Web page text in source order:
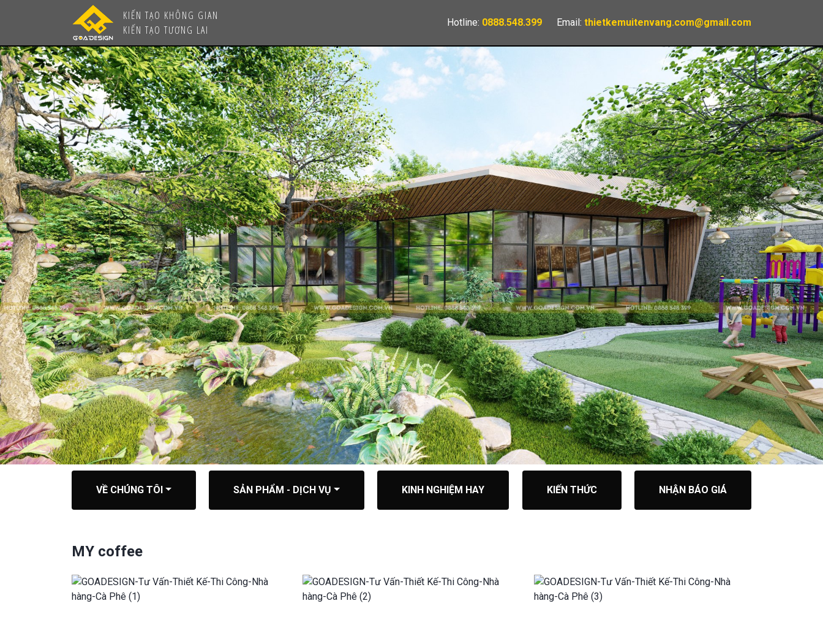
KIẾN TẠO KHÔNG GIAN
KIẾN TẠO TƯƠNG LAI
Hotline: 0888.548.399 Email: thietkemuitenvang.com@gmail.com
VỀ CHÚNG TÔI SẢN PHẨM - DỊCH VỤ KINH NGHIỆM HAY KIẾN THỨC NHẬN BÁO GIÁ
MY coffee